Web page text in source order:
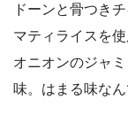
ドーンと骨つき
マティライスを
オニオンのジャ
味。はまる味なん